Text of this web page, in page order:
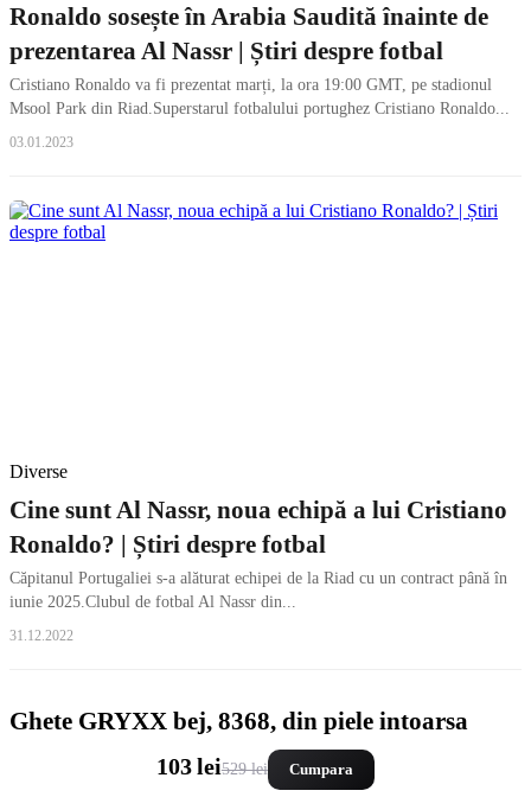
Ronaldo sosește în Arabia Saudită înainte de
prezentarea Al Nassr | Știri despre fotbal
Cristiano Ronaldo va fi prezentat marți, la ora 19:00 GMT, pe stadionul
Msool Park din Riad.Superstarul fotbalului portughez Cristiano Ronaldo...
03.01.2023
Diverse
Cine sunt Al Nassr, noua echipă a lui Cristiano
Ronaldo? | Știri despre fotbal
Căpitanul Portugaliei s-a alăturat echipei de la Riad cu un contract până în
iunie 2025.Clubul de fotbal Al Nassr din...
31.12.2022
Ghete GRYXX bej, 8368, din piele intoarsa
103 lei529 lei Cumpara